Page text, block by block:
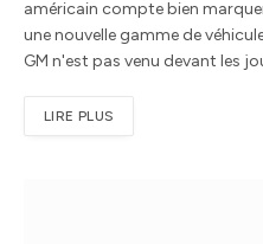
américain compte bien
une nouvelle gamme de
GM n'est pas venu devant les
LIRE PLUS